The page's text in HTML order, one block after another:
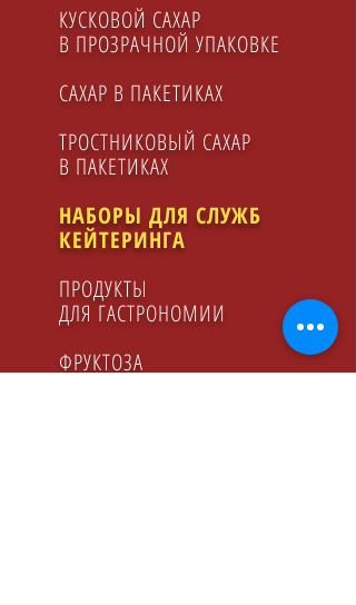
КУСКОВОЙ САХАР
В ПРОЗРАЧНОЙ УПАКОВКЕ
САХАР В ПАКЕТИКАХ
ТРОСТНИКОВЫЙ САХАР
В ПАКЕТИКАХ
НАБОРЫ ДЛЯ СЛУЖБ
КЕЙТЕРИНГA
ПРОДУКТЫ
ДЛЯ ГАСТРОНОМИИ
ФРУКТОЗА